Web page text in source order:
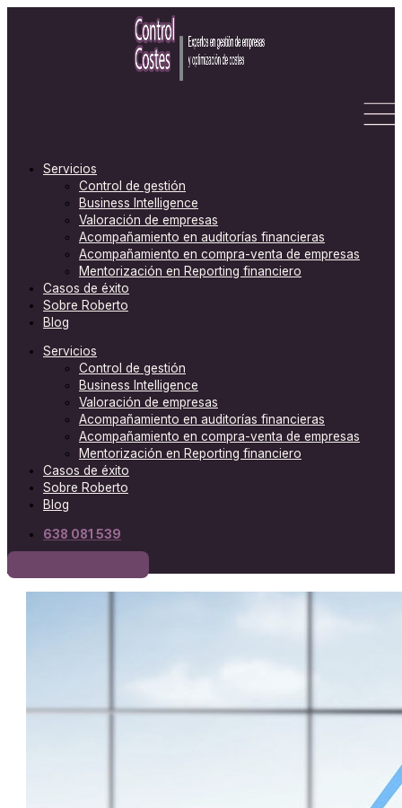
Servicios
Control de gestión
Business Intelligence
Valoración de empresas
Acompañamiento en auditorías financieras
Acompañamiento en compra-venta de empresas
Mentorización en Reporting financiero
Casos de éxito
Sobre Roberto
Blog
Servicios
Control de gestión
Business Intelligence
Valoración de empresas
Acompañamiento en auditorías financieras
Acompañamiento en compra-venta de empresas
Mentorización en Reporting financiero
Casos de éxito
Sobre Roberto
Blog
638 081 539